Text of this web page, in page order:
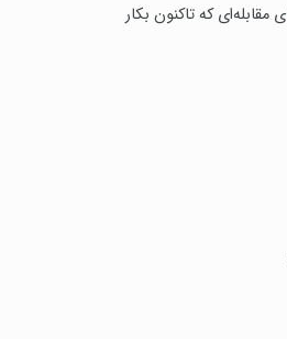
که تاکنون بکار